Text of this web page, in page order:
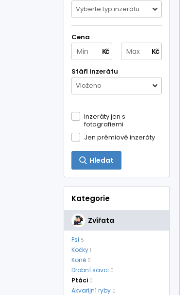
Vyberte typ inzerátu
Cena
Kč Kč
Stáří inzerátu
Vloženo
Inzeráty jen s
fotografiemi
Jen prémiové inzeráty
Hledat
Kategorie
Zvířata
Psi 5
Kočky 1
Koně 0
Drobní savci 0
Ptáci 0
Akvarijní ryby 0